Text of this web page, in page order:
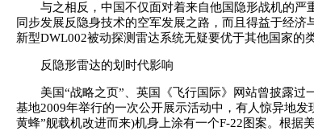
与之相反，中国不仅面对着来自他国隐形战机的严
同步发展反隐身技术的空军发展之路，而且得益于经
新型DWL002被动探测雷达系统无疑要优于其他国家的
反隐形雷达的划时代影响
美国“战略之页”、英国《飞行国际》网站曾披露过
基地2009年举行的一次公开展示活动中，有人惊异地发
黄蜂”舰载机改进而来)机身上涂有一个F-22图案。根据